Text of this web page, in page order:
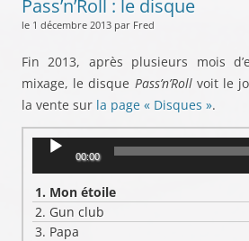
Pass’n’Roll : le disque
le 1 décembre 2013 par Fred
Fin 2013, après plusieurs mois
mixage, le disque Pass’n’Rollvoit le
la vente sur la page « Disques ».
Lecteur
00:00
1. Mon étoile
2. Gun club
3. Papa